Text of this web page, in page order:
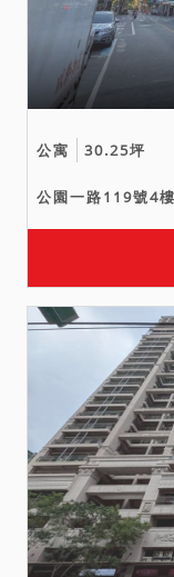
公寓 30.25坪
公園一路119號4樓